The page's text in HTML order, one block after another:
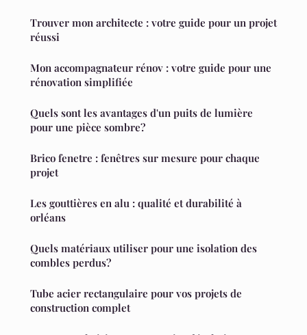
Trouver mon architecte : votre guide pour un projet
réussi
Mon accompagnateur rénov : votre guide pour une
rénovation simplifiée
Quels sont les avantages d'un puits de lumière
pour une pièce sombre?
Brico fenetre : fenêtres sur mesure pour chaque
projet
Les gouttières en alu : qualité et durabilité à
orléans
Quels matériaux utiliser pour une isolation des
combles perdus?
Tube acier rectangulaire pour vos projets de
construction complet